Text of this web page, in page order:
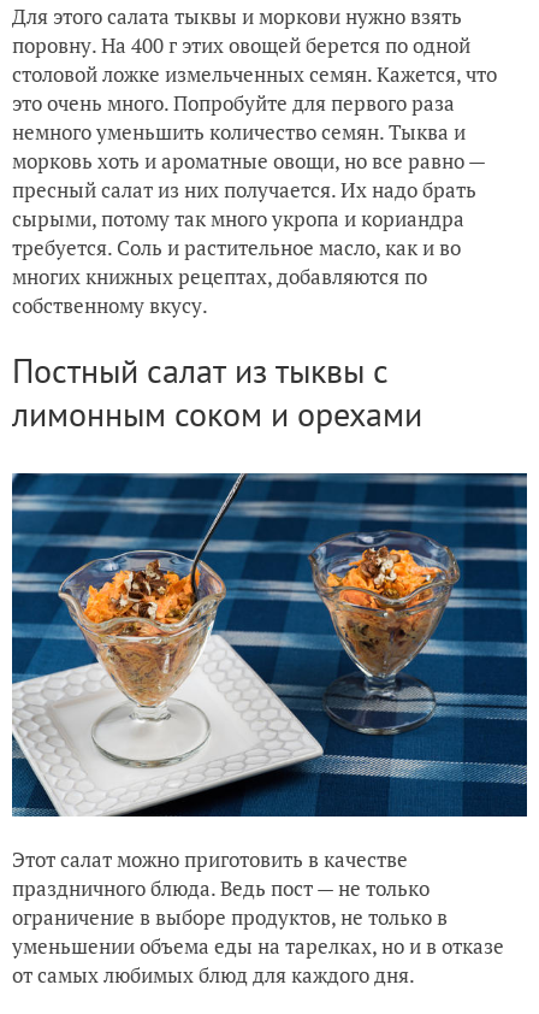
Для этого салата тыквы и моркови нужно взять
поровну. На 400 г этих овощей берется по одной
столовой ложке измельченных семян. Кажется, что
это очень много. Попробуйте для первого раза
немного уменьшить количество семян. Тыква и
морковь хоть и ароматные овощи, но все равно —
пресный салат из них получается. Их надо брать
сырыми, потому так много укропа и кориандра
требуется. Соль и растительное масло, как и во
многих книжных рецептах, добавляются по
собственному вкусу.
Постный салат из тыквы с
лимонным соком и орехами
Этот салат можно приготовить в качестве
праздничного блюда. Ведь пост — не только
ограничение в выборе продуктов, не только в
уменьшении объема еды на тарелках, но и в отказе
от самых любимых блюд для каждого дня.